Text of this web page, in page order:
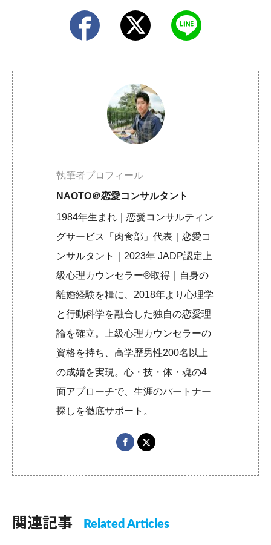
執筆者プロフィール
NAOTO＠恋愛コンサルタント
1984年生まれ｜恋愛コンサルティン
グサービス「肉食部」代表｜恋愛コ
ンサルタント｜2023年 JADP認定上
級心理カウンセラー®取得｜自身の
離婚経験を糧に、2018年より心理学
と行動科学を融合した独自の恋愛理
論を確立。上級心理カウンセラーの
資格を持ち、高学歴男性200名以上
の成婚を実現。心・技・体・魂の4
面アプローチで、生涯のパートナー
探しを徹底サポート。
関連記事 Related Articles